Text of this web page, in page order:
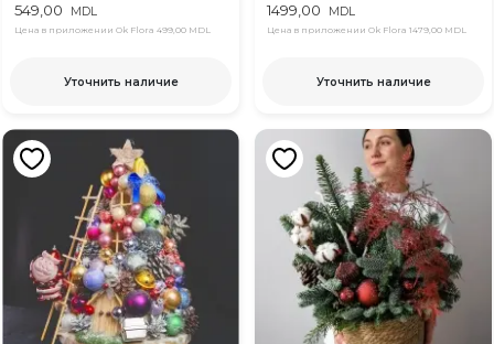
549,00 MDL
Цена в приложении Ok Flora 499,00 MDL
Уточнить наличие
1499,00 MDL
Цена в приложении Ok Flora 1479,00 MDL
Уточнить наличие